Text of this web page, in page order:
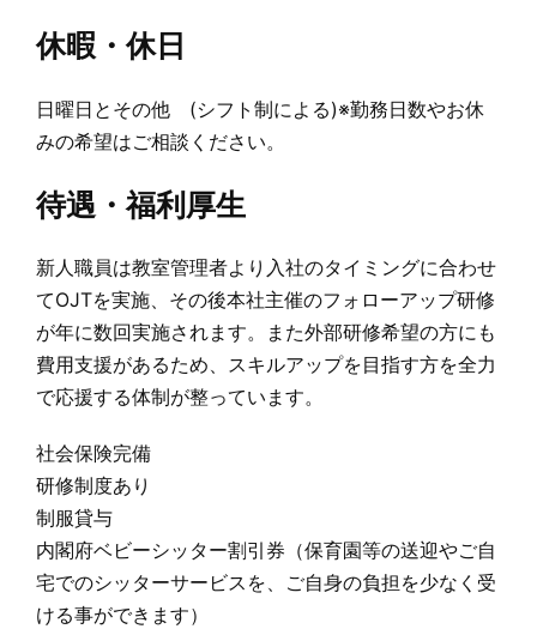
休暇・休日
日曜日とその他 (シフト制による)※勤務日数やお休
みの希望はご相談ください。
待遇・福利厚生
新人職員は教室管理者より入社のタイミングに合わせ
てOJTを実施、その後本社主催のフォローアップ研修
が年に数回実施されます。また外部研修希望の方にも
費用支援があるため、スキルアップを目指す方を全力
で応援する体制が整っています。
社会保険完備
研修制度あり
制服貸与
内閣府ベビーシッター割引券（保育園等の送迎やご自
宅でのシッターサービスを、ご自身の負担を少なく受
ける事ができます）